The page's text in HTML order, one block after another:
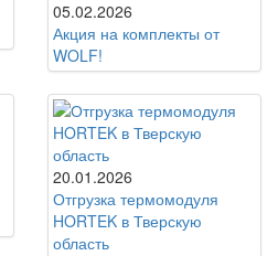
05.02.2026
Акция на комплекты от
WOLF!
20.01.2026
Отгрузка термомодуля
HORTEK в Тверскую
область